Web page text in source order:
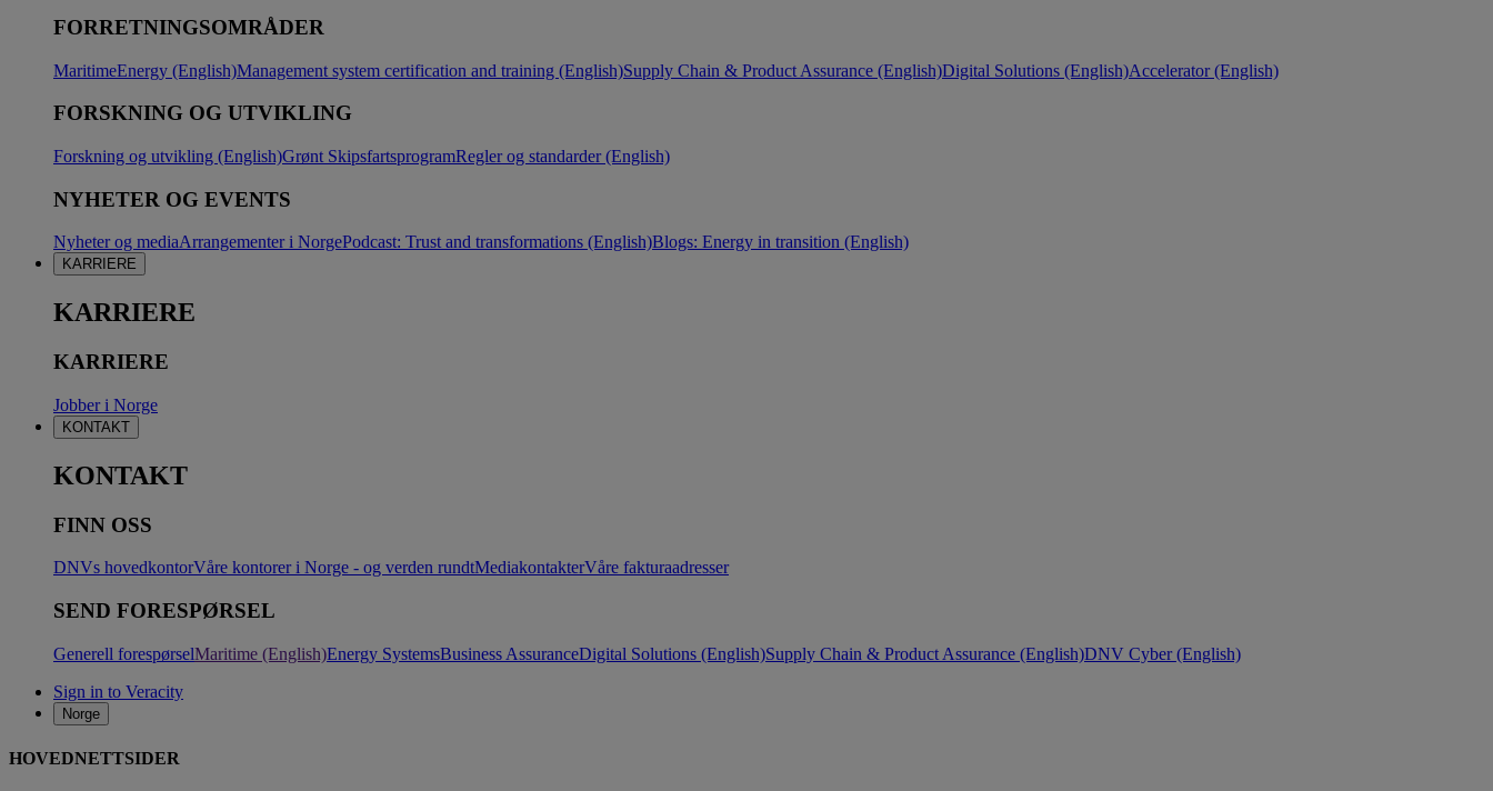
FORRETNINGSOMRÅDER
MaritimeEnergy (English)Management system certification and training (English)Supply Chain & Product Assurance (English)Digital Solutions (English)Accelerator (English)
FORSKNING OG UTVIKLING
Forskning og utvikling (English)Grønt SkipsfartsprogramRegler og standarder (English)
NYHETER OG EVENTS
Nyheter og mediaArrangementer i NorgePodcast: Trust and transformations (English)Blogs: Energy in transition (English)
KARRIERE
KARRIERE
KARRIERE
Jobber i Norge
KONTAKT
KONTAKT
FINN OSS
DNVs hovedkontorVåre kontorer i Norge - og verden rundtMediakontakterVåre fakturaadresser
SEND FORESPØRSEL
Generell forespørselMaritime (English)Energy SystemsBusiness AssuranceDigital Solutions (English)Supply Chain & Product Assurance (English)DNV Cyber (English)
Sign in to Veracity
Norge
HOVEDNETTSIDER